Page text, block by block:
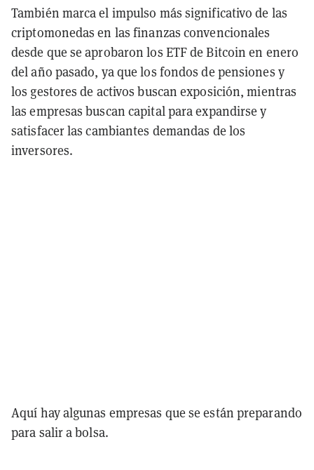
También marca el impulso más significativo de las
criptomonedas en las finanzas convencionales
desde que se aprobaron los ETF de Bitcoin en enero
del año pasado, ya que los fondos de pensiones y
los gestores de activos buscan exposición, mientras
las empresas buscan capital para expandirse y
satisfacer las cambiantes demandas de los
inversores.
Aquí hay algunas empresas que se están preparando
para salir a bolsa.